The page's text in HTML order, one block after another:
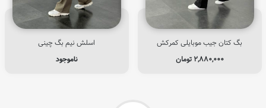
بگ کتان جیب موبایلی کمرکش
۲,۸۸۰,۰۰۰ تومان
اسلش نیم بگ چینی
ناموجود